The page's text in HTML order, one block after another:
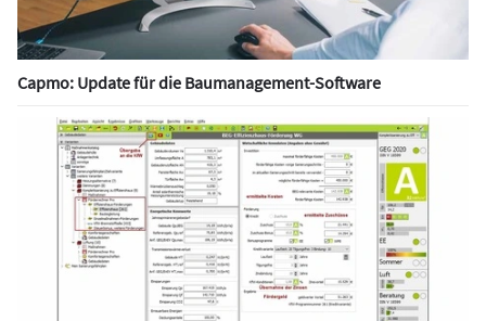
Capmo: Update für die Baumanagement-Software